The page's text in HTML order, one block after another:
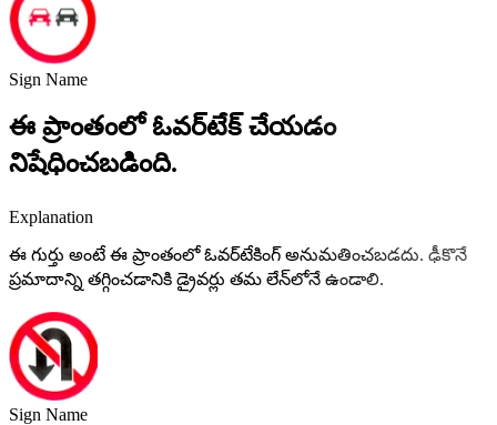
Sign Name
ఈ ప్రాంతంలో ఓవర్‌టేక్ చేయడం
నిషేధించబడింది.
Explanation
ఈ గుర్తు అంటే ఈ ప్రాంతంలో ఓవర్‌టేకింగ్ అనుమతించబడదు. ఢీకొనే
ప్రమాదాన్ని తగ్గించడానికి డ్రైవర్లు తమ లేన్‌లోనే ఉండాలి.
Sign Name